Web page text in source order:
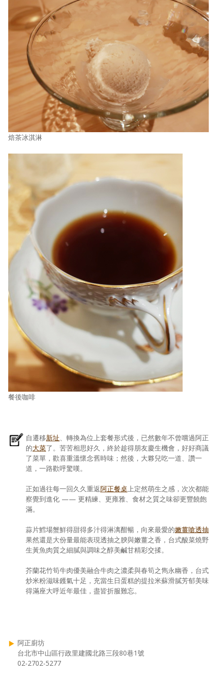
焙茶冰淇淋
餐後咖啡
自遷移新址、轉換為位上套餐形式後，已然數年不曾嚐過阿正
的大菜了。苦苦相思好久，終於趁得朋友慶生機會，好好商議
了菜單，歡喜重溫懷念舊時味；然後，大夥兒吃一道、讚一
道，一路歡呼驚嘆。
正如過往每一回久久重返阿正餐桌上定然萌生之感，次次都能
察覺到進化 —— 更精練、更雍雅、食材之質之味卻更豐饒飽
滿。
蒜片鱈場蟹鮮得甜得多汁得淋漓酣暢，向來最愛的嫩薑嗆透抽
果然還是大份量最能表現透抽之腴與嫩薑之香，台式酸菜燒野
生黃魚肉質之細膩與調味之醇美鹹甘精彩交揉。
芥蘭花竹筍牛肉優美融合牛肉之濃柔與春筍之雋永幽香，台式
炒米粉滋味鑊氣十足，充當生日蛋糕的提拉米蘇滑膩芳郁美味
得滿座大呼近年最佳，盡皆折服難忘。
阿正廚坊
台北市中山區行政里建國北路三段80巷1號
02-2702-5277